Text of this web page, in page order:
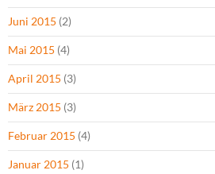
Juni 2015 (2)
Mai 2015 (4)
April 2015 (3)
März 2015 (3)
Februar 2015 (4)
Januar 2015 (1)